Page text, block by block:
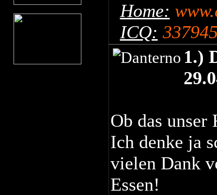
Home:
ICQ:
1.)
Ob das
Ich denke ja
vielen Dank
Essen!